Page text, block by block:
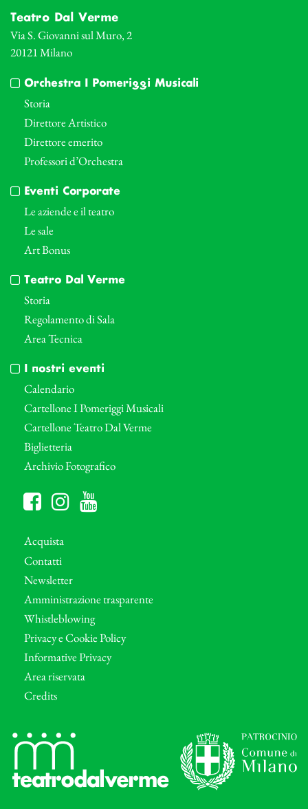
Teatro Dal Verme
Via S. Giovanni sul Muro, 2
20121 Milano
Orchestra I Pomeriggi Musicali
Storia
Direttore Artistico
Direttore emerito
Professori d’Orchestra
Eventi Corporate
Le aziende e il teatro
Le sale
Art Bonus
Teatro Dal Verme
Storia
Regolamento di Sala
Area Tecnica
I nostri eventi
Calendario
Cartellone I Pomeriggi Musicali
Cartellone Teatro Dal Verme
Biglietteria
Archivio Fotografico
Acquista
Contatti
Newsletter
Amministrazione trasparente
Whistleblowing
Privacy e Cookie Policy
Informative Privacy
Area riservata
Credits